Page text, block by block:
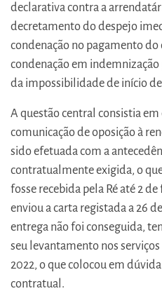
declarativa contra a
decretamento do despejo
condenação no pagamento
condenação em
da impossibilidade de início
A questão central consistia
comunicação de oposição à
sido efetuada com a
contratualmente exigida, o
fosse recebida pela Ré até 2
enviou a carta registada a 26
entrega não foi conseguida,
seu levantamento nos
2022, o que colocou em
contratual.